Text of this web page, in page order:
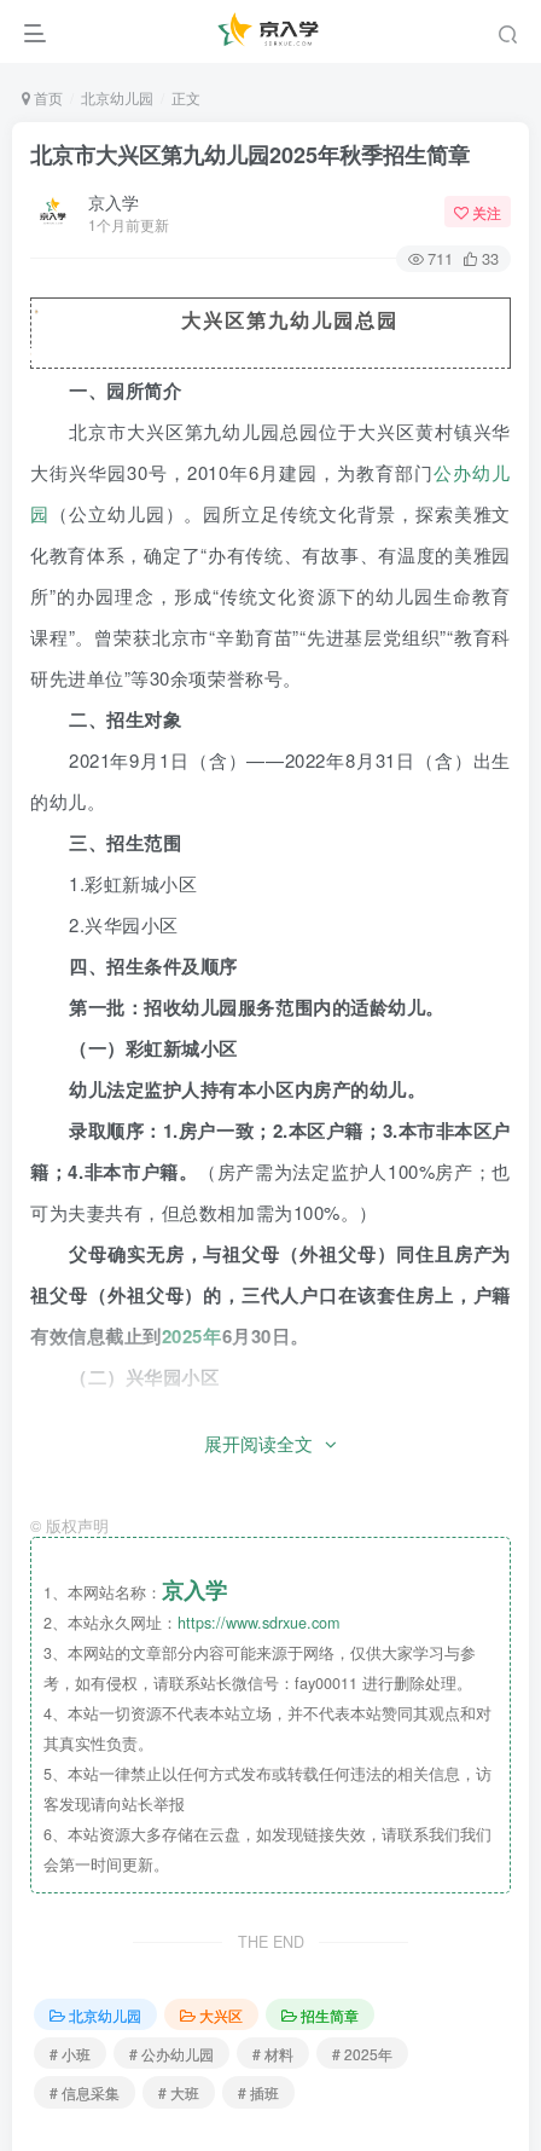
首页 北京幼儿园 正文
北京市大兴区第九幼儿园2025年秋季招生简章
京入学
1个月前更新
关注
711 33
大兴区第九幼儿园总园
一、园所简介
北京市大兴区第九幼儿园总园位于大兴区黄村镇兴华
大街兴华园30号，2010年6月建园，为教育部门公办幼儿
园 （公立幼儿园）。园所立足传统文化背景，探索美雅文
化教育体系，确定了“办有传统、有故事、有温度的美雅园
所”的办园理念，形成“传统文化资源下的幼儿园生命教育
课程”。曾荣获北京市“辛勤育苗”“先进基层党组织”“教育科
研先进单位”等30余项荣誉称号。
二、招生对象
2021年9月1日（含）——2022年8月31日（含）出生
的幼儿。
三、招生范围
1.彩虹新城小区
2.兴华园小区
四、招生条件及顺序
第一批：招收幼儿园服务范围内的适龄幼儿。
（一）彩虹新城小区
幼儿法定监护人持有本小区内房产的幼儿。
录取顺序：1.房户一致；2.本区户籍；3.本市非本区户
籍；4.非本市户籍。
（房产需为法定监护人100%房产；也
可为夫妻共有，但总数相加需为100%。）
父母确实无房，与祖父母（外祖父母）同住且房产为
祖父母（外祖父母）的，三代人户口在该套住房上，户籍
有效信息截止到2025年6月30日。
（二）兴华园小区
录取顺序：1.房户一致；2.本区户籍；3.本市非本区户
可为夫妻共有，但总数相加需为100%。）
父母确实无房，与祖父母（外祖父母）同住且房产为
祖父母（外祖父母）的，三代人户口在该套住房上，户籍
有效信息截止到2025年6月30日。
第二批：如有富余学位，招收服务范围外适龄幼儿
（以周边社区为主）。
录取顺序：1.房户一致；2.本区户籍；3.本市非本区户
籍；4.非本市户籍。（房产需为法定监护人100%房产；也
可为夫妻共有，但总数相加需为100%。）
6月11日9:00——6月30日23:59
通过北京市适龄幼儿入园服务平台统一报名（网址：
https://ryfw.bjedu.cn）。
展开阅读全文
© 版权声明
1、本网站名称： 京入学
2、本站永久网址： https://www.sdrxue.com
3、本网站的文章部分内容可能来源于网络，仅供大家学习与参
考，如有侵权，请联系站长微信号：fay00011 进行删除处理。
4、本站一切资源不代表本站立场，并不代表本站赞同其观点和对
其真实性负责。
5、本站一律禁止以任何方式发布或转载任何违法的相关信息，访
客发现请向站长举报
6、本站资源大多存储在云盘，如发现链接失效，请联系我们我们
会第一时间更新。
THE END
北京幼儿园 大兴区
招生简章
# 小班
# 公办幼儿园 # 材料
# 2025年
# 信息采集
# 大班 # 插班